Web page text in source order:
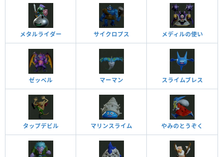
メタルライダー サイクロプス メディルの使い
ゼッペル マーマン スライムブレス
タップデビル マリンスライム やみのとうぞく